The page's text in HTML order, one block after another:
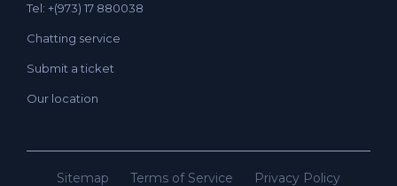
Tel: +(973) 17 880038
Chatting service
Submit a ticket
Our location
Sitemap Terms of Service Privacy Policy